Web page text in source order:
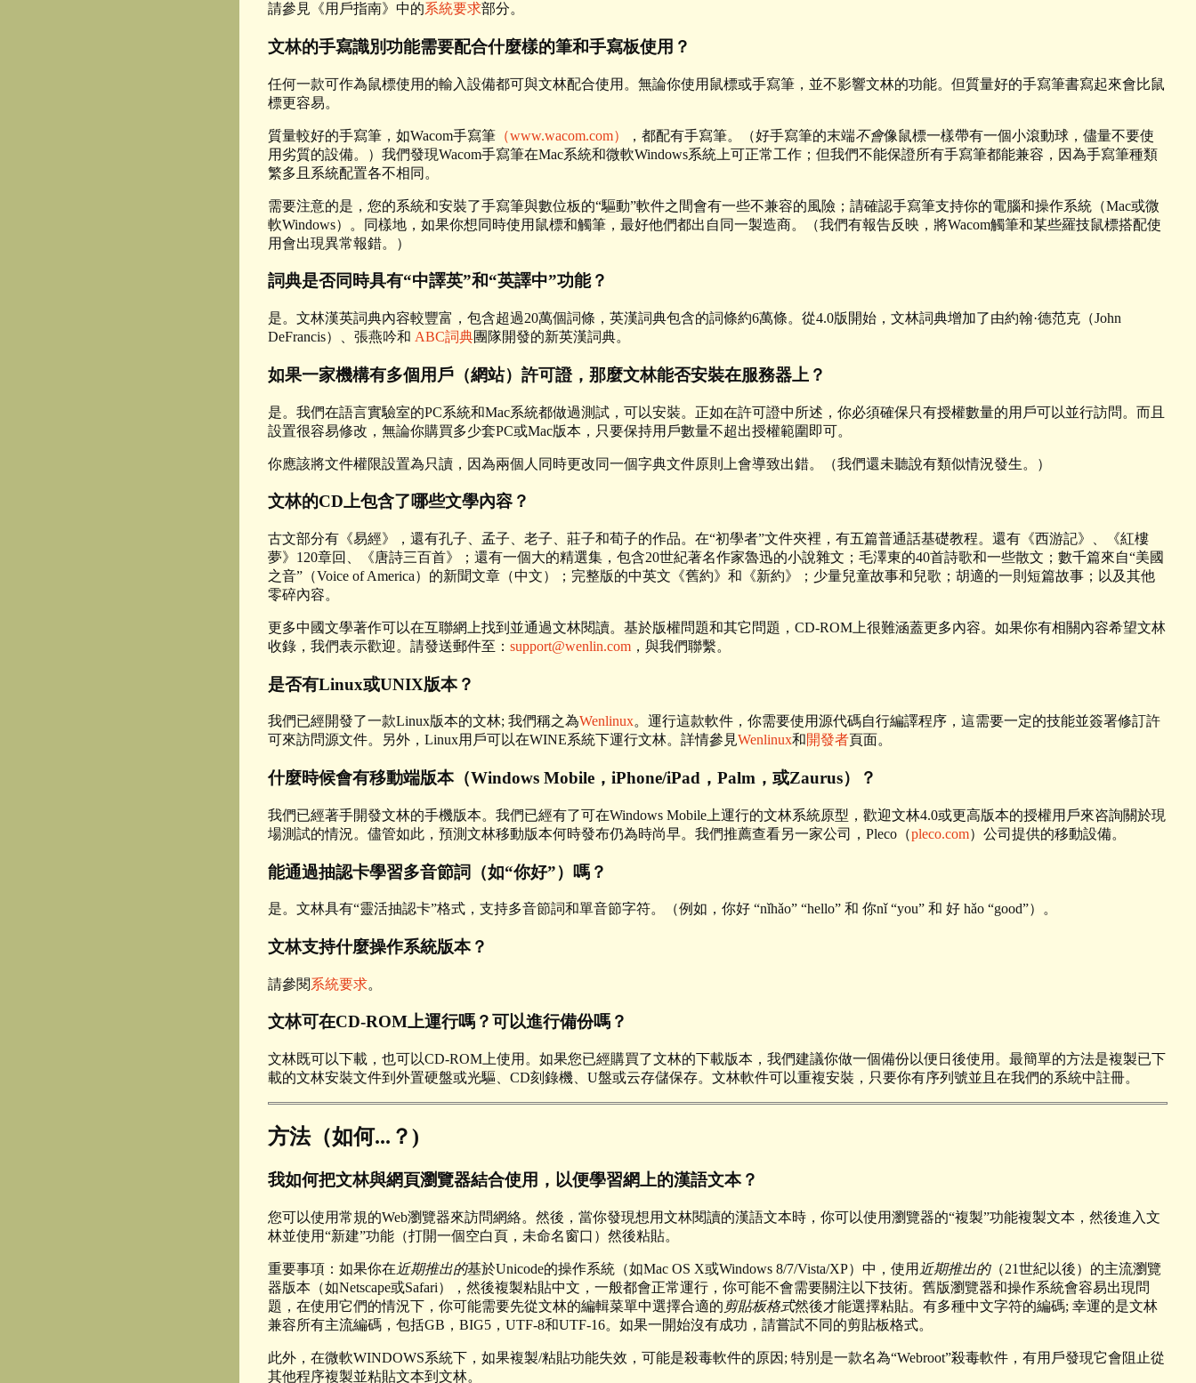
請參見《用戶指南》中的系統要求部分。
文林的手寫識別功能需要配合什麼樣的筆和手寫板使用？
任何一款可作為鼠標使用的輸入設備都可與文林配合使用。無論你使用鼠標或手寫筆，並不影響文林的功能。但質量好的手寫筆書寫起來會比鼠
標更容易。
質量較好的手寫筆，如Wacom手寫筆（www.wacom.com） ，都配有手寫筆。（好手寫筆的末端不會像鼠標一樣帶有一個小滾動球，儘量不要使
用劣質的設備。）我們發現Wacom手寫筆在Mac系統和微軟Windows系統上可正常工作；但我們不能保證所有手寫筆都能兼容，因為手寫筆種類
繁多且系統配置各不相同。
需要注意的是，您的系統和安裝了手寫筆與數位板的“驅動”軟件之間會有一些不兼容的風險；請確認手寫筆支持你的電腦和操作系統（Mac或微
軟Windows）。同樣地，如果你想同時使用鼠標和觸筆，最好他們都出自同一製造商。（我們有報告反映，將Wacom觸筆和某些羅技鼠標搭配使
用會出現異常報錯。）
詞典是否同時具有“中譯英”和“英譯中”功能？
是。文林漢英詞典內容較豐富，包含超過20萬個詞條，英漢詞典包含的詞條約6萬條。從4.0版開始，文林詞典增加了由約翰·德范克（John
DeFrancis）、張燕吟和 ABC詞典團隊開發的新英漢詞典。
如果一家機構有多個用戶（網站）許可證，那麼文林能否安裝在服務器上？
是。我們在語言實驗室的PC系統和Mac系統都做過測試，可以安裝。正如在許可證中所述，你必須確保只有授權數量的用戶可以並行訪問。而且
設置很容易修改，無論你購買多少套PC或Mac版本，只要保持用戶數量不超出授權範圍即可。
你應該將文件權限設置為只讀，因為兩個人同時更改同一個字典文件原則上會導致出錯。（我們還未聽說有類似情況發生。）
文林的CD上包含了哪些文學內容？
古文部分有《易經》，還有孔子、孟子、老子、莊子和荀子的作品。在“初學者”文件夾裡，有五篇普通話基礎教程。還有《西游記》、《紅樓
夢》120章回、《唐詩三百首》；還有一個大的精選集，包含20世紀著名作家魯迅的小說雜文；毛澤東的40首詩歌和一些散文；數千篇來自“美國
之音”（Voice of America）的新聞文章（中文）；完整版的中英文《舊約》和《新約》；少量兒童故事和兒歌；胡適的一則短篇故事；以及其他
零碎內容。
更多中國文學著作可以在互聯網上找到並通過文林閱讀。基於版權問題和其它問題，CD-ROM上很難涵蓋更多內容。如果你有相關內容希望文林
收錄，我們表示歡迎。請發送郵件至： support@wenlin.com，與我們聯繫。
是否有Linux或UNIX版本？
我們已經開發了一款Linux版本的文林; 我們稱之為Wenlinux。運行這款軟件，你需要使用源代碼自行編譯程序，這需要一定的技能並簽署修訂許
可來訪問源文件。另外，Linux用戶可以在WINE系統下運行文林。詳情參見Wenlinux和開發者頁面。
什麼時候會有移動端版本（Windows Mobile，iPhone/iPad，Palm，或Zaurus）？
我們已經著手開發文林的手機版本。我們已經有了可在Windows Mobile上運行的文林系統原型，歡迎文林4.0或更高版本的授權用戶來咨詢關於現
場測試的情況。儘管如此，預測文林移動版本何時發布仍為時尚早。我們推薦查看另一家公司，Pleco（pleco.com）公司提供的移動設備。
能通過抽認卡學習多音節詞（如“你好”）嗎？
是。文林具有“靈活抽認卡”格式，支持多音節詞和單音節字符。（例如，你好 “nǐhǎo” “hello” 和 你nǐ “you” 和 好 hǎo “good”）。
文林支持什麼操作系統版本？
請參閱系統要求。
文林可在CD-ROM上運行嗎？可以進行備份嗎？
文林既可以下載，也可以CD-ROM上使用。如果您已經購買了文林的下載版本，我們建議你做一個備份以便日後使用。最簡單的方法是複製已下
載的文林安裝文件到外置硬盤或光驅、CD刻錄機、U盤或云存儲保存。文林軟件可以重複安裝，只要你有序列號並且在我們的系統中註冊。
方法（如何...？)
我如何把文林與網頁瀏覽器結合使用，以便學習網上的漢語文本？
您可以使用常規的Web瀏覽器來訪問網絡。然後，當你發現想用文林閱讀的漢語文本時，你可以使用瀏覽器的“複製”功能複製文本，然後進入文
林並使用“新建”功能（打開一個空白頁，未命名窗口）然後粘貼。
重要事項：如果你在近期推出的基於Unicode的操作系統（如Mac OS X或Windows 8/7/Vista/XP）中，使用 近期推出的（21世紀以後）的主流瀏覽
器版本（如Netscape或Safari），然後複製粘貼中文，一般都會正常運行，你可能不會需要關注以下技術。舊版瀏覽器和操作系統會容易出現問
題，在使用它們的情況下，你可能需要先從文林的編輯菜單中選擇合適的 剪貼板格式然後才能選擇粘貼。有多種中文字符的編碼; 幸運的是文林
兼容所有主流編碼，包括GB，BIG5，UTF-8和UTF-16。如果一開始沒有成功，請嘗試不同的剪貼板格式。
此外，在微軟WINDOWS系統下，如果複製/粘貼功能失效，可能是殺毒軟件的原因; 特別是一款名為“Webroot”殺毒軟件，有用戶發現它會阻止從
其他程序複製並粘貼文本到文林。